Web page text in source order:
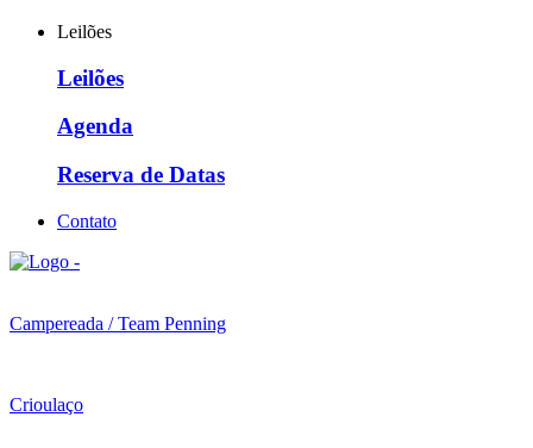
Leilões
Leilões
Agenda
Reserva de Datas
Contato
Campereada / Team Penning
Crioulaço